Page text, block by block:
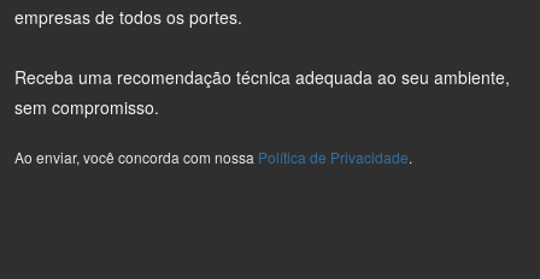
empresas de todos os portes.
Receba uma recomendação técnica adequada ao seu ambiente,
sem compromisso.
Ao enviar, você concorda com nossa Política de Privacidade.